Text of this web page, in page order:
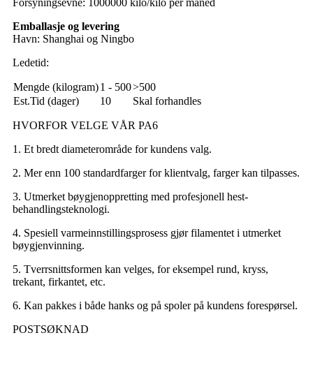
Forsyningsevne: 1000000 kilo/kilo per måned
Emballasje og levering
Havn: Shanghai og Ningbo
Ledetid:
Mengde (kilogram)1 - 500>500
Est.Tid (dager)
10 Skal forhandles
HVORFOR VELGE VÅR PA6
1. Et bredt diameterområde for kundens valg.
2. Mer enn 100 standardfarger for klientvalg, farger kan tilpasses.
3. Utmerket bøygjenoppretting med profesjonell hest-
behandlingsteknologi.
4. Spesiell varmeinnstillingsprosess gjør filamentet i utmerket
bøygjenvinning.
5. Tverrsnittsformen kan velges, for eksempel rund, kryss,
trekant, firkantet, etc.
6. Kan pakkes i både hanks og på spoler på kundens forespørsel.
POSTSØKNAD